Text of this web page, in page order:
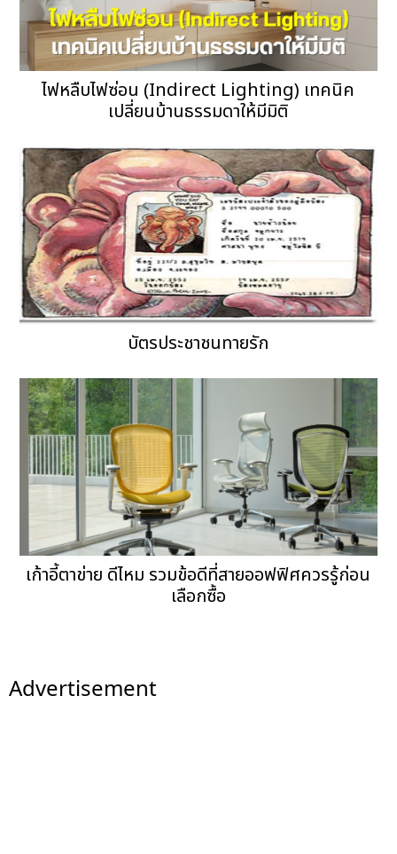
ไฟหลืบไฟซ่อน (Indirect Lighting) เทคนิค
เปลี่ยนบ้านธรรมดาให้มีมิติ
บัตรประชาชนทายรัก
เก้าอี้ตาข่าย ดีไหม รวมข้อดีที่สายออฟฟิศควรรู้ก่อน
เลือกซื้อ
Advertisement